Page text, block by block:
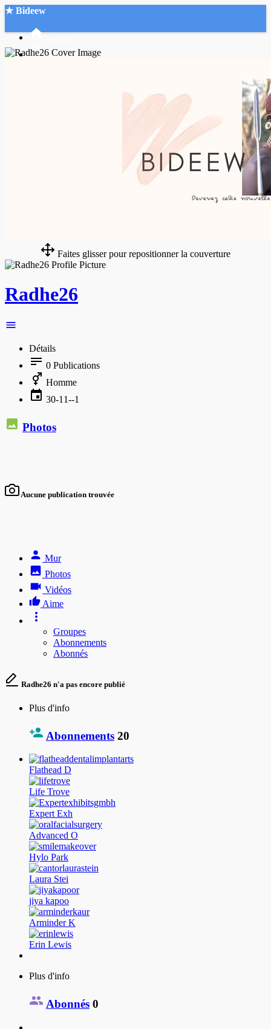
★ Bideew
Faites glisser pour repositionner la couverture
Radhe26
Détails
0 Publications
Homme
30-11--1
Photos
Aucune publication trouvée
Mur
Photos
Vidéos
Aime
Groupes
Abonnements
Abonnés
Radhe26 n'a pas encore publié
Plus d'info
Abonnements 20
Flathead D
Life Trove
Expert Exh
Advanced O
Hylo Park
Laura Stei
jiya kapoo
Arminder K
Erin Lewis
Plus d'info
Abonnés 0